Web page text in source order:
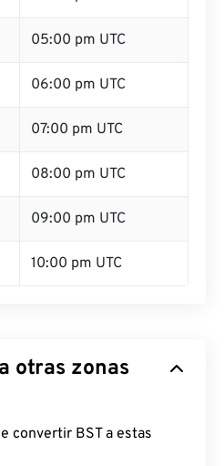
05:00 pm UTC
06:00 pm UTC
07:00 pm UTC
08:00 pm UTC
09:00 pm UTC
10:00 pm UTC
otras zonas
convertir BST a estas